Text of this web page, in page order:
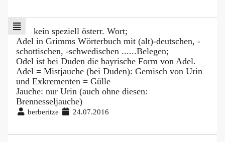
kein speziell österr. Wort;
Adel in Grimms Wörterbuch mit (alt)-deutschen, -
schottischen, -schwedischen ......Belegen;
Odel ist bei Duden die bayrische Form von Adel.
Adel = Mistjauche (bei Duden): Gemisch von Urin
und Exkrementen = Gülle
Jauche: nur Urin (auch ohne diesen:
Brennesseljauche)
berberitze 24.07.2016